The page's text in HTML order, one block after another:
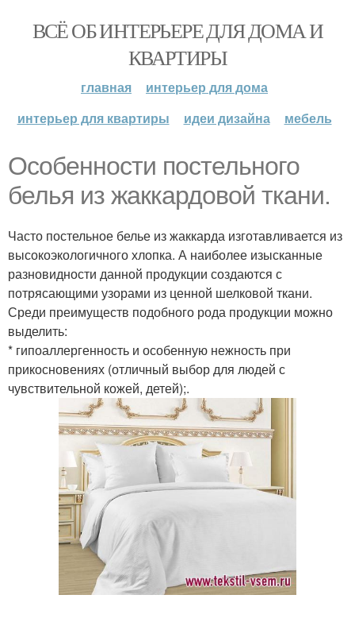
ВСЁ ОБ ИНТЕРЬЕРЕ ДЛЯ ДОМА И
КВАРТИРЫ
главная
интерьер для дома
интерьер для квартиры
идеи дизайна мебель
Особенности постельного
белья из жаккардовой ткани.
Часто постельное белье из жаккарда изготавливается из
высокоэкологичного хлопка. А наиболее изысканные
разновидности данной продукции создаются с
потрясающими узорами из ценной шелковой ткани.
Среди преимуществ подобного рода продукции можно
выделить:
* гипоаллергенность и особенную нежность при
прикосновениях (отличный выбор для людей с
чувствительной кожей, детей);.